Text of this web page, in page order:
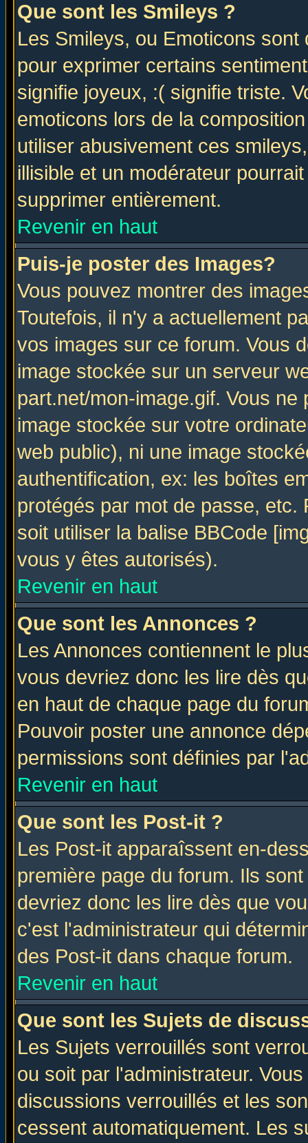
Que sont les Smileys ?
Les Smileys, ou Emoticons
pour exprimer certains
signifie joyeux, :( signifie triste.
emoticons lors de la
utiliser abusivement ces
illisible et un modérateur
supprimer entièrement.
Revenir en haut
Puis-je poster des Images?
Vous pouvez montrer des
Toutefois, il n'y a actuellement
vos images sur ce forum. Vous
image stockée sur un serveur
part.net/mon-image.gif. Vous
image stockée sur votre
web public), ni une image
authentification, ex: les boîtes
protégés par mot de passe,
soit utiliser la balise BBCode
vous y êtes autorisés).
Revenir en haut
Que sont les Annonces ?
Les Annonces contiennent le
vous devriez donc les lire dès
en haut de chaque page du
Pouvoir poster une annonce
permissions sont définies par
Revenir en haut
Que sont les Post-it ?
Les Post-it apparaîssent en-
première page du forum. Ils
devriez donc les lire dès que
c'est l'administrateur qui
des Post-it dans chaque forum.
Revenir en haut
Que sont les Sujets de
Les Sujets verrouillés sont
ou soit par l'administrateur.
discussions verrouillés et les
cessent automatiquement. Les